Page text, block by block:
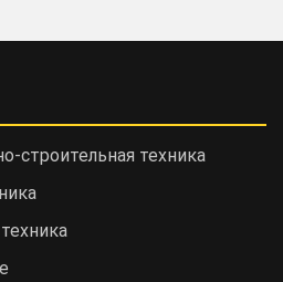
cтроительная техника